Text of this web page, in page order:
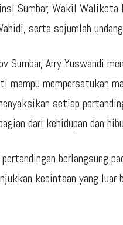
Sumbar, Wakil Walikota
serta sejumlah
Sumbar, Arry Yuswandi
mampu mempersatukan
setiap
dari kehidupan dan
pertandingan berlangsung
kecintaan yang luar